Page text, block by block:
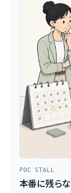
POC STALL
本番に残ら